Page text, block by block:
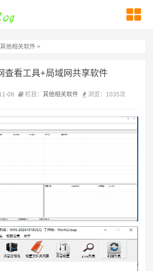
其他相关软件 >
查看工具+局域网共享软件
08 栏目： 其他相关软件 浏览：1035次